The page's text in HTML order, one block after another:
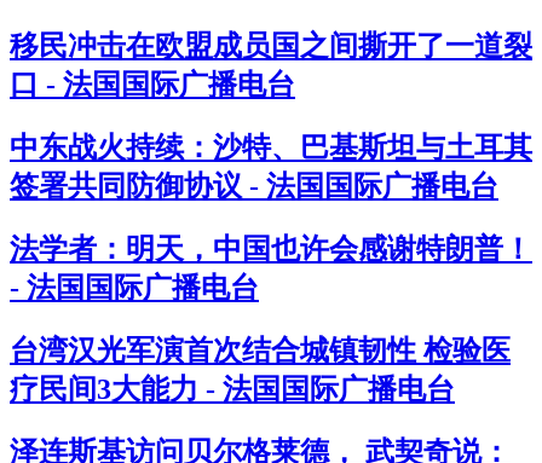
移民冲击在欧盟成员国之间撕开了一道裂
口 - 法国国际广播电台
中东战火持续：沙特、巴基斯坦与土耳其
签署共同防御协议 - 法国国际广播电台
法学者：明天，中国也许会感谢特朗普！
- 法国国际广播电台
台湾汉光军演首次结合城镇韧性 检验医
疗民间3大能力 - 法国国际广播电台
泽连斯基访问贝尔格莱德， 武契奇说：